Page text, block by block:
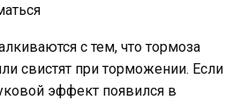
с тем, что тормоза
свистят при торможении. Если
эффект появился в